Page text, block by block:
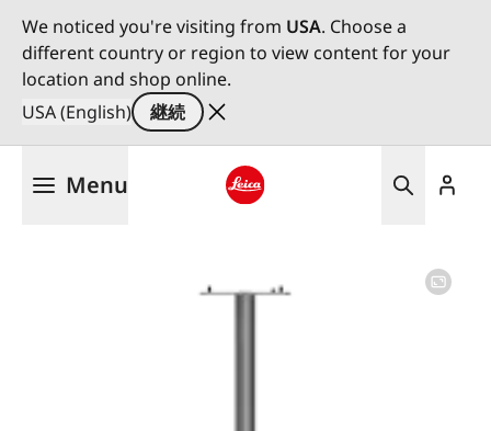
We noticed you're visiting from USA. Choose a
different country or region to view content for your
location and shop online.
USA (English)
継続
Menu